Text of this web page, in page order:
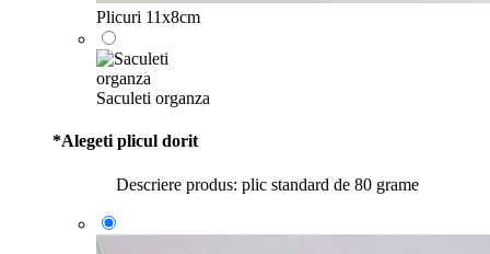
Plicuri 11x8cm
Saculeti organza
*Alegeti plicul dorit
Descriere produs: plic standard de 80 grame